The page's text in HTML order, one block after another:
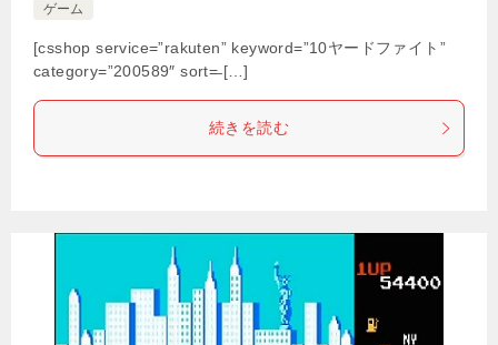
ゲーム
[csshop service=”rakuten” keyword=”10ヤードファイト”
category=”200589″ sort=̶ […]
続きを読む